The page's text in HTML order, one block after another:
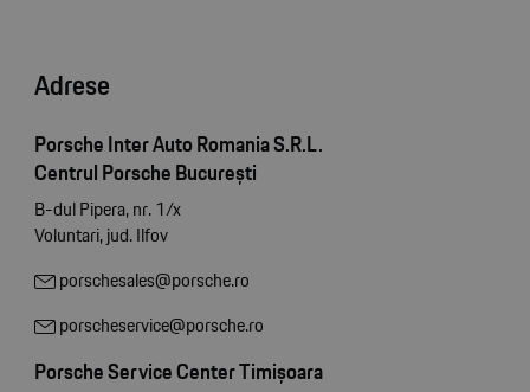
Adrese
Porsche Inter Auto Romania S.R.L.
Centrul Porsche București
B-dul Pipera, nr. 1/x
Voluntari, jud. Ilfov
porschesales@porsche.ro
porscheservice@porsche.ro
Porsche Service Center Timișoara